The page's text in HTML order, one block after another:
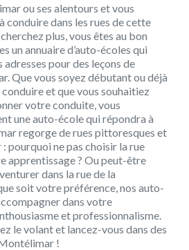
ou ses alentours et vous
conduire dans les rues de cette
plus, vous êtes au bon
un annuaire d’auto-écoles qui
adresses pour des leçons de
Que vous soyez débutant ou déjà
et que vous souhaitiez
votre conduite, vous
une auto-école qui répondra à
regorge de rues pittoresques et
pourquoi ne pas choisir la rue
apprentissage ? Ou peut-être
dans la rue de la
soit votre préférence, nos auto-
dans votre
et professionnalisme.
le volant et lancez-vous dans des
!